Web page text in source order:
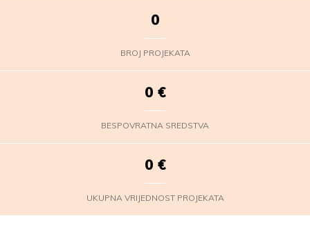
0
BROJ PROJEKATA
0 €
BESPOVRATNA SREDSTVA
0 €
UKUPNA VRIJEDNOST PROJEKATA